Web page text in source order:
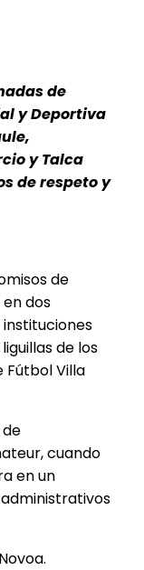
de
y Deportiva
y Talca
de respeto y
de
dos
de los
Fútbol Villa
cuando
en un